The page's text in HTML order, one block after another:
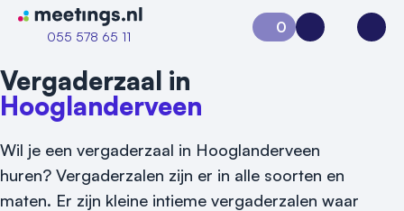
Naar home van Meetings
055 578 65 11
0
Aanvraag 0Inloggen
Vergaderzaal in
Hooglanderveen
Wil je een vergaderzaal in Hooglanderveen
huren? Vergaderzalen zijn er in alle soorten en
maten. Er zijn kleine intieme vergaderzalen waar